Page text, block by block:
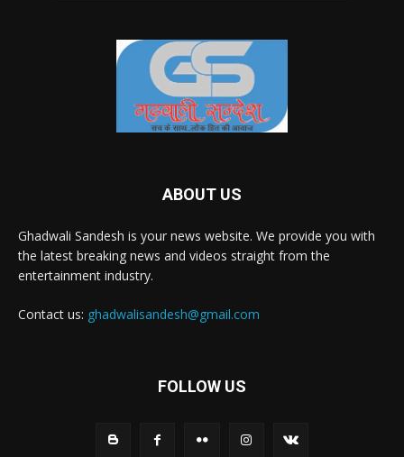
ABOUT US
Ghadwali Sandesh is your news website. We provide you with
the latest breaking news and videos straight from the
entertainment industry.
Contact us: ghadwalisandesh@gmail.com
FOLLOW US